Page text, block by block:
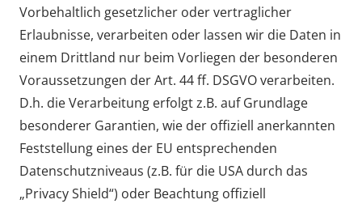
Vorbehaltlich gesetzlicher oder vertraglicher
Erlaubnisse, verarbeiten oder lassen wir die Daten in
einem Drittland nur beim Vorliegen der besonderen
Voraussetzungen der Art. 44 ff. DSGVO verarbeiten.
D.h. die Verarbeitung erfolgt z.B. auf Grundlage
besonderer Garantien, wie der offiziell anerkannten
Feststellung eines der EU entsprechenden
Datenschutzniveaus (z.B. für die USA durch das
„Privacy Shield“) oder Beachtung offiziell